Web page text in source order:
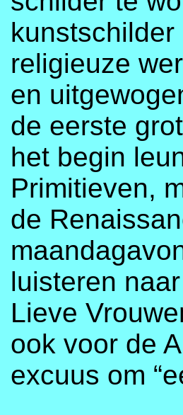
religieuze
en
de eerste
het begin
Primitieven,
de
luisteren
Lieve
ook voor de
excuus om